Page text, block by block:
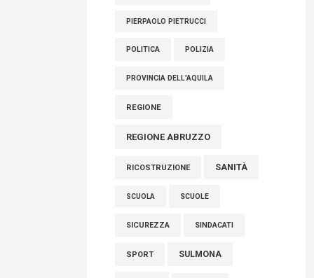
PIERPAOLO PIETRUCCI
POLITICA POLIZIA
PROVINCIA DELL'AQUILA
REGIONE
REGIONE ABRUZZO
RICOSTRUZIONE SANITÀ
SCUOLA SCUOLE
SICUREZZA SINDACATI
SPORT SULMONA